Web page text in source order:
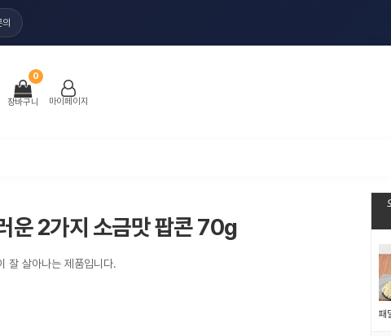
의
장바구니
0
마이페이지
운 2가지 소금맛 팝콘 70g
잘 살아나는 제품입니다.